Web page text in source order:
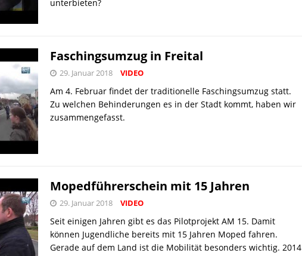
unterbieten?
Faschingsumzug in Freital
29. Januar 2018 VIDEO
Am 4. Februar findet der traditionelle Faschingsumzug statt.
Zu welchen Behinderungen es in der Stadt kommt, haben wir
zusammengefasst.
Mopedführerschein mit 15 Jahren
29. Januar 2018 VIDEO
Seit einigen Jahren gibt es das Pilotprojekt AM 15. Damit
können Jugendliche bereits mit 15 Jahren Moped fahren.
Gerade auf dem Land ist die Mobilität besonders wichtig. 2014